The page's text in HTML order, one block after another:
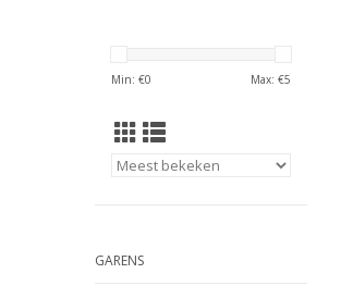
Min: €0 Max: €5
GARENS